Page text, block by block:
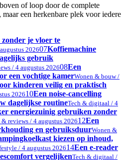
of loop door de complete
een herkenbare plek voor iedere
je vloer te
202607Koffiemachine
gebruik
/ 4 augustus 202608Een
een vochtige kamerWonen & bouw /
kinderen veilig en praktisch
202610Een noise-cancelling
dagelijkse routineTech & digitaal / 4
energiezuinig gebruiken zonder
reviews / 4 augustus 202612Een
en gebruiksduurWonen &
kiezen op inhoud,
/ 4 augustus 202614Een e-reader
vergelijkenTech & digitaal /